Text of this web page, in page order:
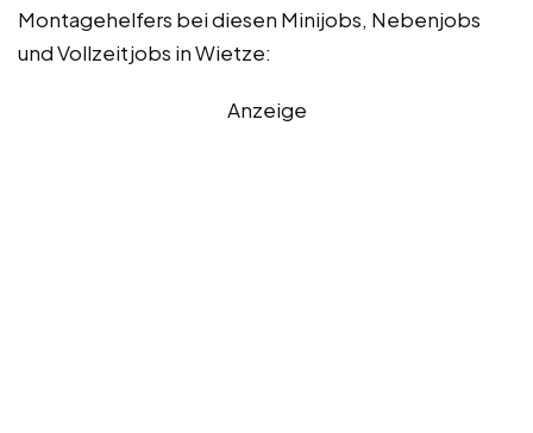
Montagehelfers bei diesen Minijobs, Nebenjobs
und Vollzeitjobs in Wietze:
Anzeige